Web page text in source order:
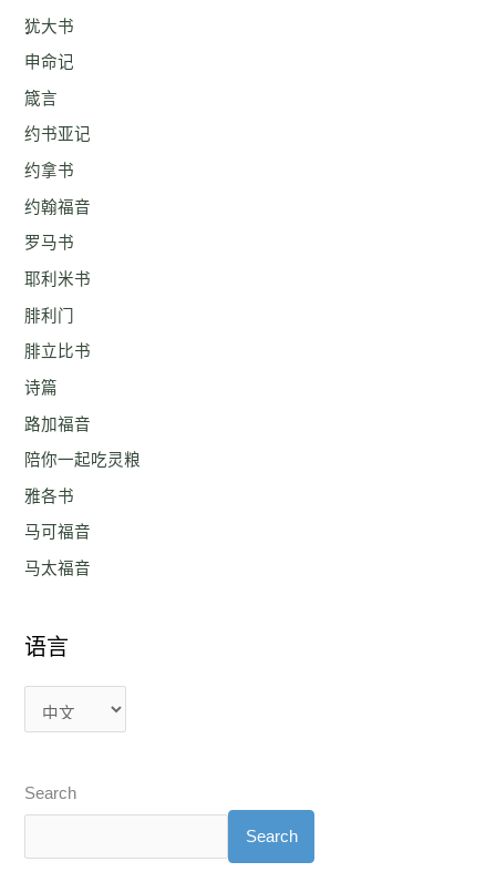
犹大书
申命记
箴言
约书亚记
约拿书
约翰福音
罗马书
耶利米书
腓利门
腓立比书
诗篇
路加福音
陪你一起吃灵粮
雅各书
马可福音
马太福音
语言
Search
Search